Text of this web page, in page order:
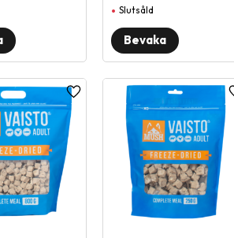
Slutsåld
Lägg till i favoriter